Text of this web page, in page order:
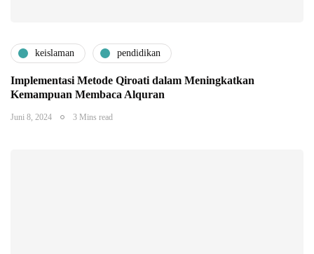
keislaman pendidikan
Implementasi Metode Qiroati dalam Meningkatkan
Kemampuan Membaca Alquran
Juni 8, 2024 3 Mins read